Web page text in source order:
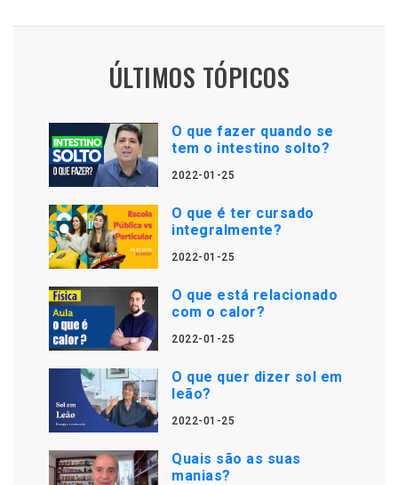
ÚLTIMOS TÓPICOS
O que fazer quando se
tem o intestino solto?
2022-01-25
O que é ter cursado
integralmente?
2022-01-25
O que está relacionado
com o calor?
2022-01-25
O que quer dizer sol em
leão?
2022-01-25
Quais são as suas
manias?